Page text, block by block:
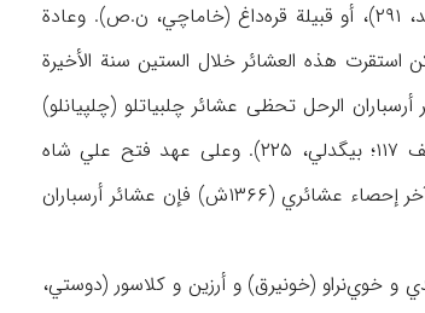
اشتهرت عشائر شاهسون التي تستفید خلال الربیع من مراعي هذه المنطقة بت «شاهسون أرسباران» (شاهسوند، ۲۹۱)، أو قبیلة قره‌داغ (خاماچي، ن.ص). وعادة
مغان و ضفاف نهر أرس (بدیعي، ۲/ ۷۴؛ گنجي، ن.ص)، لکن استقرت هذه العشائر خلال الستین سنة الأخیرة
الراهن، فإنه من بین عشائر أرسباران الرحل تحظی عشائر چلبیاتلو (چلپیانلو)
وحاج علیلو (حاجي علیلو) ومحمد خانلو وحسن بیگلو وقورنازلو بأهمیة أکبر (شاهسوند، ۲۹۱، ۲۹۷؛ قا: گنجيف ۱۱۷؛ بیگدلي، ۲۲۵). وعلی عهد فتح علي شاه
القاجاري، رُحِّل إلی هذه المنطقة بعض العشائرمن شیروان و قره‌باغ أیضاً (هدایت، ۹/ ۴۲۴، ۶۵۳). واستناداً إلی آخر إحصاء عشائري (۱۳۶۶ش) فإن عشائر أرسباران
و خوي‌نراو (خونیرق) و أرزین و کلاسور (دوستي،